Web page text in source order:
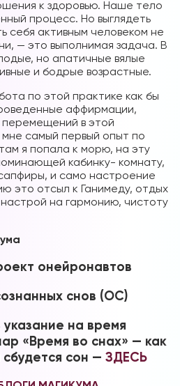
к здоровью. Наше тело
процесс. Но выглядеть
себя активным человеком не
— это выполнимая задача. В
но апатичные вялые
и бодрые возрастные.
по этой практике как бы
аффирмации,
в этой
самый первый опыт по
я попала к морю, на эту
кабинку- комнату,
и само настроение
это отсыл к Ганимеду, отдых
на гармонию, чистоту
онейронавтов
снов (ОС)
указание на время
«Время во снах» — как
сон — ЗДЕСЬ